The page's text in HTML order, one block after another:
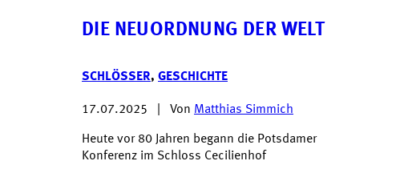
DIE NEUORDNUNG DER WELT
SCHLÖSSER, GESCHICHTE
17.07.2025 Von Matthias Simmich
Heute vor 80 Jahren begann die Potsdamer
Konferenz im Schloss Cecilienhof